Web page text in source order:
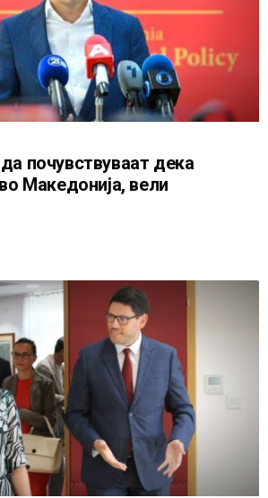
почувствуваат дека
Македонија, вели